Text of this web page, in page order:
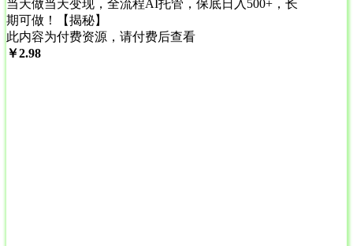
当天做当天变现，全流程AI托管，保底日入500+，长
期可做！【揭秘】
此内容为付费资源，请付费后查看
￥2.98